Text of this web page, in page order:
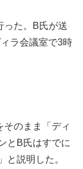
った。B氏が送
ラ会議室で3時
のまま「ディ
とB氏はすでに
と説明した。